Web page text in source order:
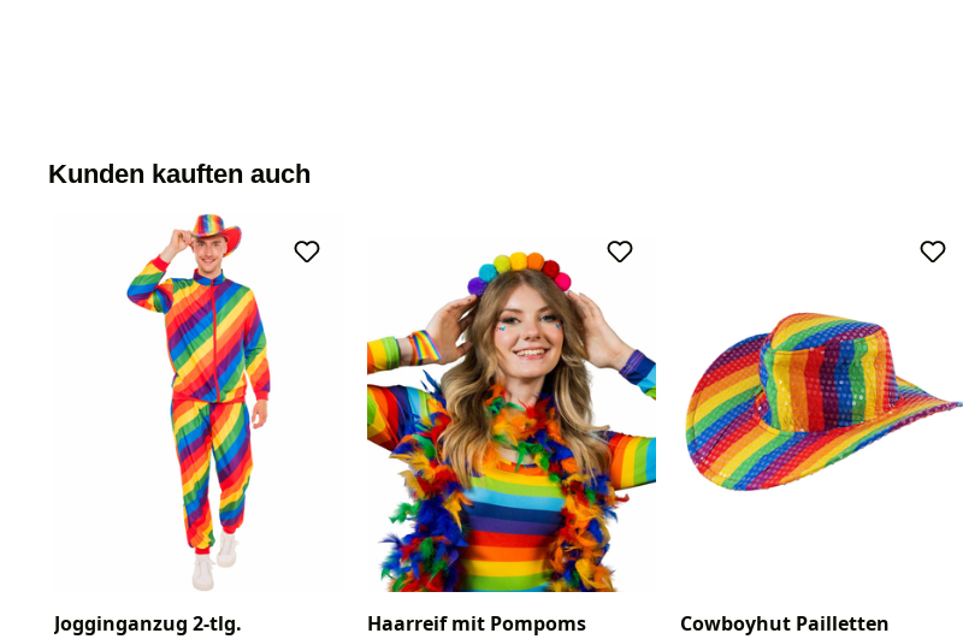
Kunden kauften auch
Jogginganzug 2-tlg.
Haarreif mit Pompoms
Cowboyhut Pailletten